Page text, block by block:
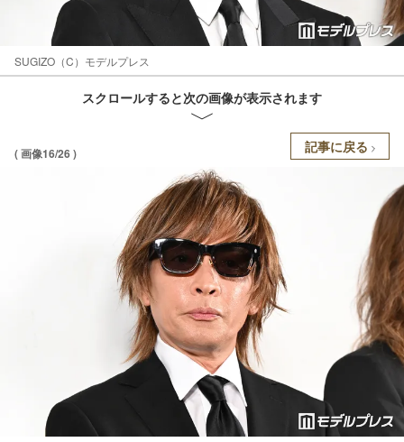
SUGIZO（C）モデルプレス
スクロールすると次の画像が表示されます
( 画像16/26 ) 記事に戻る